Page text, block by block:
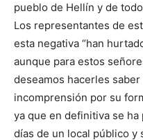
pueblo de Hellín y de
Los representantes de
esta negativa “han
aunque para estos
deseamos hacerles
incomprensión por su
ya que en definitiva se
días de un local público y